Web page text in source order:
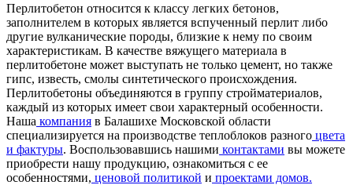
Перлитобетон относится к классу легких бетонов,
заполнителем в которых является вспученный перлит либо
другие вулканические породы, близкие к нему по своим
характеристикам. В качестве вяжущего материала в
перлитобетоне может выступать не только цемент, но также
гипс, известь, смолы синтетического происхождения.
Перлитобетоны объединяются в группу стройматериалов,
каждый из которых имеет свои характерный особенности.
Наша компания в Балашихе Московской области
специализируется на производстве теплоблоков разного цвета
и фактуры. Воспользовавшись нашими контактами вы можете
приобрести нашу продукцию, ознакомиться с ее
особенностями, ценовой политикой и проектами домов.